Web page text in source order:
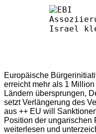
Europäische
erreicht mehr als 1
Ländern übersprungen,
setzt Verlängerung des
aus ++ EU will
Position der ungarischen
weiterlesen und